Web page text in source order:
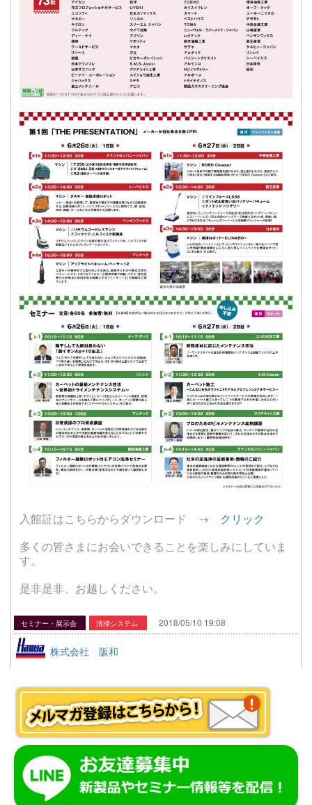
入館証はこちらからダウンロード → クリック
多くの皆さまにお会いできることを楽しみにしていま
す。
是非是非、お越しください。
セミナー・展示会 清掃システム 2018/05/10 19:08
株式会社 阪和